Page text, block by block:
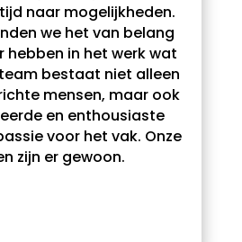
naar mogelijkheden.
we het van belang
hebben in het werk wat
bestaat niet alleen
mensen, maar ook
en enthousiaste
voor het vak. Onze
zijn er gewoon.